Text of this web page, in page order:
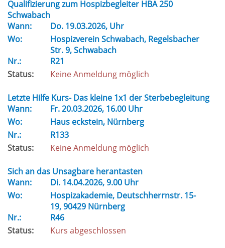
Qualifizierung zum Hospizbegleiter HBA 250
Schwabach
Wann:
Do. 19.03.2026, Uhr
Wo:
Hospizverein Schwabach, Regelsbacher
Str. 9, Schwabach
Nr.:
R21
Status:
Keine Anmeldung möglich
Letzte Hilfe Kurs- Das kleine 1x1 der Sterbebegleitung
Wann:
Fr.20.03.2026, 16.00 Uhr
Wo:
Haus eckstein, Nürnberg
Nr.:
R133
Status:
Keine Anmeldung möglich
Sich an das Unsagbare herantasten
Wann:
Di. 14.04.2026, 9.00 Uhr
Wo:
Hospizakademie, Deutschherrnstr. 15-
19, 90429 Nürnberg
Nr.:
R46
Status:
Kurs abgeschlossen